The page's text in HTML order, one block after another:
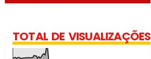
TOTAL DE VISUALIZAÇÕES